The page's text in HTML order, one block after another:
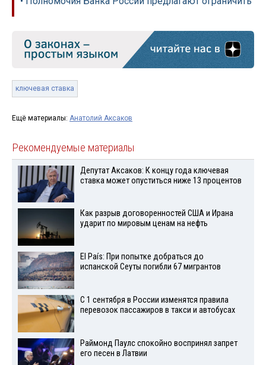
ключевая ставка
Ещё материалы: Анатолий Аксаков
Рекомендуемые материалы
Депутат Аксаков: К концу года ключевая
ставка может опуститься ниже 13 процентов
Как разрыв договоренностей США и Ирана
ударит по мировым ценам на нефть
El País: При попытке добраться до
испанской Сеуты погибли 67 мигрантов
С 1 сентября в России изменятся правила
перевозок пассажиров в такси и автобусах
Раймонд Паулс спокойно воспринял запрет
его песен в Латвии